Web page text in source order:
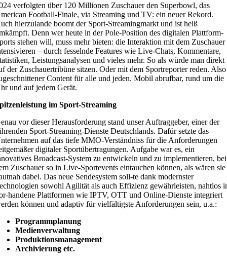
verfolgten über 120 Millionen Zuschauer den Superbowl, das
Football-Finale, via Streaming und TV: ein neuer Rekord.
hierzulande boomt der Sport-Streamingmarkt und ist heiß
Denn wer heute in der Pole-Position des digitalen Plattform-
stehen will, muss mehr bieten: die Interaktion mit dem Zuschauer
– durch fesselnde Features wie Live-Chats, Kommentare,
Leistungsanalysen und vieles mehr. So als würde man direkt
der Zuschauertribüne sitzen. Oder mit dem Sportreporter reden. Also
Content für alle und jeden. Mobil abrufbar, rund um die
und auf jedem Gerät.
im Sport-Streaming
vor dieser Herausforderung stand unser Auftraggeber, einer der
Sport-Streaming-Dienste Deutschlands. Dafür setzte das
auf das tiefe MMO-Verständniss für die Anforderungen
digitaler Sportübertragungen. Aufgabe war es, ein
Broadcast-System zu entwickeln und zu implementieren, bei
Zuschauer so in Live-Sportevents eintauchen können, als wären sie
dabei. Das neue Sendesystem soll-te dank modernster
sowohl Agilität als auch Effizienz gewährleisten, nahtlos
handene Plattformen wie IPTV, OTT und Online-Dienste integriert
können und adaptiv für vielfältigste Anforderungen sein, u.a.:
Programmplanung
Medienverwaltung
Produktionsmanagement
Archivierung etc.